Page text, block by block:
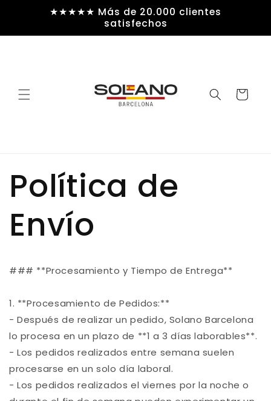
directamente★★★★★ Más de 20.000 clientes
satisfechos
Carrito
Política de
Envío
### **Procesamiento y Tiempo de Entrega**
1. **Procesamiento de Pedidos:**
- Después de realizar un pedido, Solano Barcelona
lo procesa en un plazo de **1 a 3 días laborables**.
- Los pedidos realizados entre semana suelen
procesarse en un solo día laboral.
- Los pedidos realizados el viernes por la noche o